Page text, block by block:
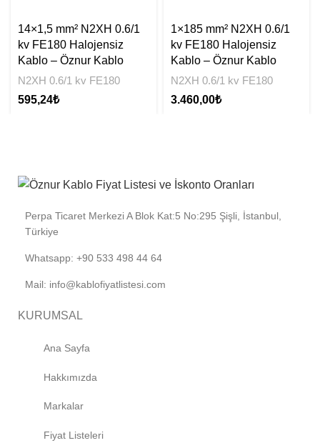
14×1,5 mm² N2XH 0.6/1
kv FE180 Halojensiz
Kablo – Öznur Kablo
N2XH 0.6/1 kv FE180
595,24₺
1×185 mm² N2XH 0.6/1
kv FE180 Halojensiz
Kablo – Öznur Kablo
N2XH 0.6/1 kv FE180
3.460,00₺
Perpa Ticaret Merkezi A Blok Kat:5 No:295 Şişli, İstanbul,
Türkiye
Whatsapp: +90 533 498 44 64
Mail: info@kablofiyatlistesi.com
KURUMSAL
Ana Sayfa
Hakkımızda
Markalar
Fiyat Listeleri